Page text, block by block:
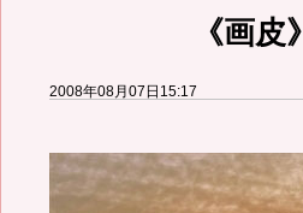
《画
2008年08月07日15:17